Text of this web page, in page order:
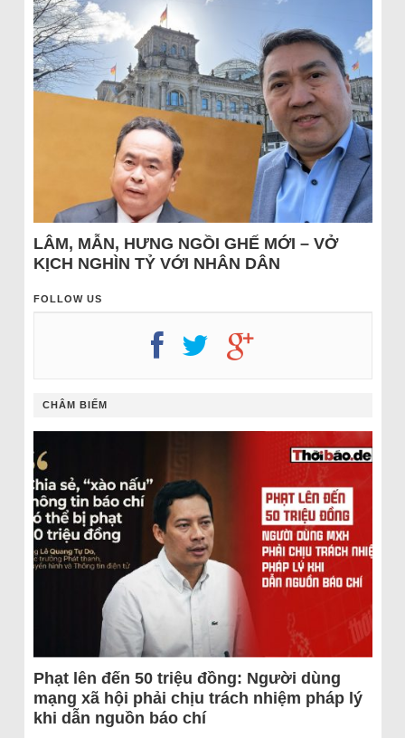
LÂM, MẪN, HƯNG NGỒI GHẾ MỚI – VỞ
KỊCH NGHÌN TỶ VỚI NHÂN DÂN
FOLLOW US
CHÂM BIẾM
Phạt lên đến 50 triệu đồng: Người dùng
mạng xã hội phải chịu trách nhiệm pháp lý
khi dẫn nguồn báo chí